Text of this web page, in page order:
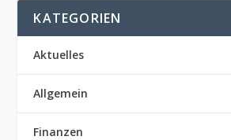
KATEGORIEN
Aktuelles
Allgemein
Finanzen